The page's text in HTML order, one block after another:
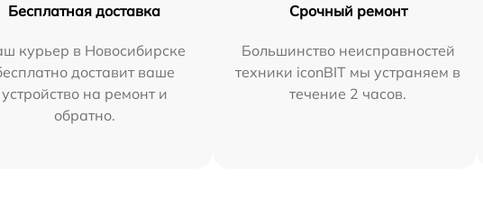
Бесплатная доставка
курьер в Новосибирске
доставит ваше
устройство на ремонт и
обратно.
Срочный ремонт
Большинство неисправностей
техники iconBIT мы устраняем в
течение 2 часов.